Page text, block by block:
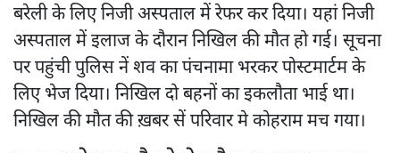
बरेली के लिए निजी अस्पताल में रेफर कर दिया। यहां निजी
अस्पताल में इलाज के दौरान निखिल की मौत हो गई। सूचना
पर पहुंची पुलिस नें शव का पंचनामा भरकर पोस्टमार्टम के
लिए भेज दिया। निखिल दो बहनों का इकलौता भाई था।
निखिल की मौत की ख़बर सें परिवार मे कोहराम मच गया।